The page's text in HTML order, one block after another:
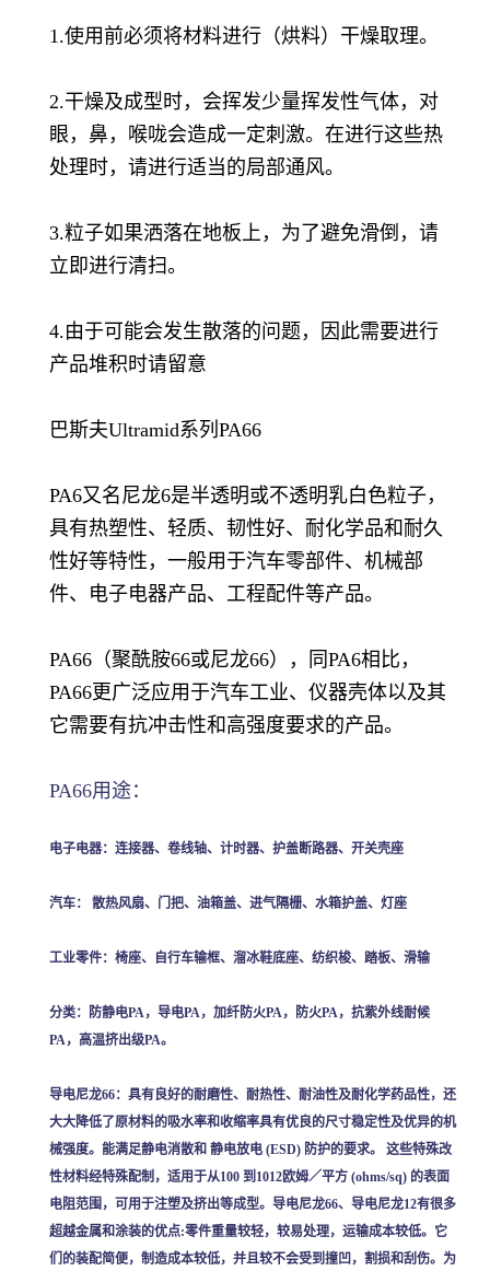
1.使用前必须将材料进行（烘料）干燥取理。
2.干燥及成型时，会挥发少量挥发性气体，对
眼，鼻，喉咙会造成一定刺激。在进行这些热
处理时，请进行适当的局部通风。
3.粒子如果洒落在地板上，为了避免滑倒，请
立即进行清扫。
4.由于可能会发生散落的问题，因此需要进行
产品堆积时请留意
巴斯夫Ultramid系列PA66
PA6又名尼龙6是半透明或不透明乳白色粒子，
具有热塑性、轻质、韧性好、耐化学品和耐久
性好等特性，一般用于汽车零部件、机械部
件、电子电器产品、工程配件等产品。
PA66（聚酰胺66或尼龙66），同PA6相比，
PA66更广泛应用于汽车工业、仪器壳体以及其
它需要有抗冲击性和高强度要求的产品。
PA66用途：
电子电器：连接器、卷线轴、计时器、护盖断路器、开关壳座
汽车： 散热风扇、门把、油箱盖、进气隔栅、水箱护盖、灯座
工业零件：椅座、自行车输框、溜冰鞋底座、纺织梭、踏板、滑输
分类：防静电PA，导电PA，加纤防火PA，防火PA，抗紫外线耐候
PA，高温挤出级PA。
导电尼龙66：具有良好的耐磨性、耐热性、耐油性及耐化学药品性，还
大大降低了原材料的吸水率和收缩率具有优良的尺寸稳定性及优异的机
械强度。能满足静电消散和 静电放电 (ESD) 防护的要求。 这些特殊改
性材料经特殊配制，适用于从100 到1012欧姆／平方 (ohms/sq) 的表面
电阻范围，可用于注塑及挤出等成型。导电尼龙66、导电尼龙12有很多
超越金属和涂装的优点:零件重量较轻，较易处理，运输成本较低。它
们的装配简便，制造成本较低，并且较不会受到撞凹，割损和刮伤。为